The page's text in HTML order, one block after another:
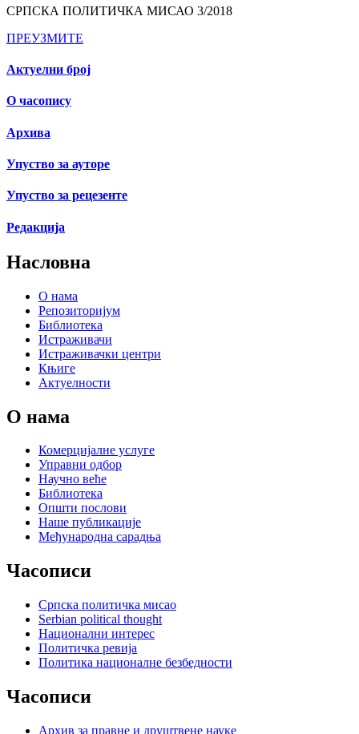
СРПСКА ПОЛИТИЧКА МИСАО 3/2018
ПРЕУЗМИТЕ
Актуелни број
О часопису
Архива
Упуство за ауторе
Упуство за рецезенте
Редакција
Насловна
О нама
Репозиторијум
Библиотека
Истраживачи
Истраживачки центри
Књиге
Актуелности
О нама
Комерцијалне услуге
Управни одбор
Научно веће
Библиотека
Општи послови
Наше публикације
Међународна сарадња
Часописи
Српска политичка мисао
Serbian political thought
Национални интерес
Политичка ревија
Политика националне безбедности
Часописи
Архив за правне и друштвене науке